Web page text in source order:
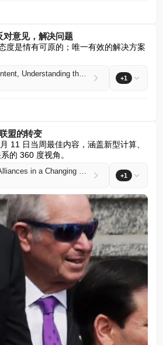
对意见，解决问题
度是情有可原的；唯一有效的解决方案
Data Center Discontent, Understanding the Opposition, Fixing the Problem +1
盟的转变
11 日当周最佳内容，涵盖新型计算、
的 360 度视角。
2026.20: Shifting Alliances in a Changing World +1